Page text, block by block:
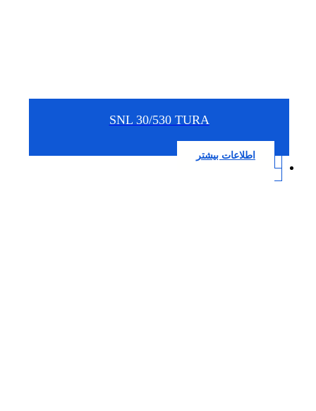
SNL 30/530 TURA
اطلاعات بیشتر